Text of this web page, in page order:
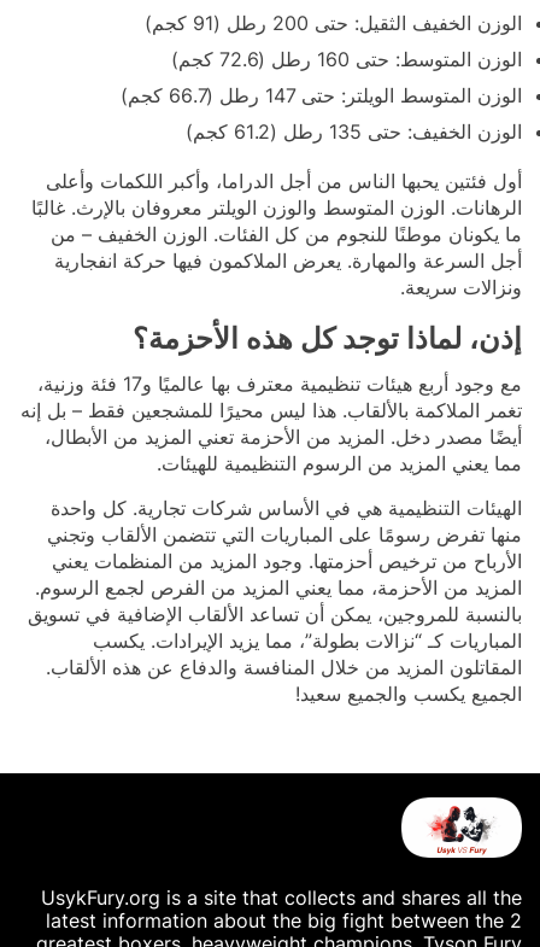
الوزن الخفيف الثقيل: حتى 200 رطل (91 كجم)
الوزن المتوسط: حتى 160 رطل (72.6 كجم)
الوزن المتوسط الويلتر: حتى 147 رطل (66.7 كجم)
الوزن الخفيف: حتى 135 رطل (61.2 كجم)
أول فئتين يحبها الناس من أجل الدراما، وأكبر اللكمات وأعلى
الرهانات. الوزن المتوسط والوزن الويلتر معروفان بالإرث. غالبًا
ما يكونان موطنًا للنجوم من كل الفئات. الوزن الخفيف – من
أجل السرعة والمهارة. يعرض الملاكمون فيها حركة انفجارية
ونزالات سريعة.
إذن، لماذا توجد كل هذه الأحزمة؟
مع وجود أربع هيئات تنظيمية معترف بها عالميًا و17 فئة وزنية،
تغمر الملاكمة بالألقاب. هذا ليس محيرًا للمشجعين فقط – بل إنه
أيضًا مصدر دخل. المزيد من الأحزمة تعني المزيد من الأبطال،
مما يعني المزيد من الرسوم التنظيمية للهيئات.
الهيئات التنظيمية هي في الأساس شركات تجارية. كل واحدة
منها تفرض رسومًا على المباريات التي تتضمن الألقاب وتجني
الأرباح من ترخيص أحزمتها. وجود المزيد من المنظمات يعني
المزيد من الأحزمة، مما يعني المزيد من الفرص لجمع الرسوم.
بالنسبة للمروجين، يمكن أن تساعد الألقاب الإضافية في تسويق
المباريات كـ “نزالات بطولة”، مما يزيد الإيرادات. يكسب
المقاتلون المزيد من خلال المنافسة والدفاع عن هذه الألقاب.
الجميع يكسب والجميع سعيد!
UsykFury.org is a site that collects and shares all the
latest information about the big fight between the 2